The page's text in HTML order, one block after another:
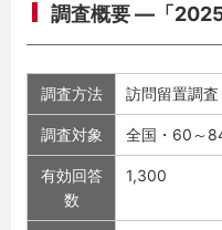
調査概要 ―「
調査方法 訪問留置調査
調査対象 全国・60～
有効回答
数
1,300